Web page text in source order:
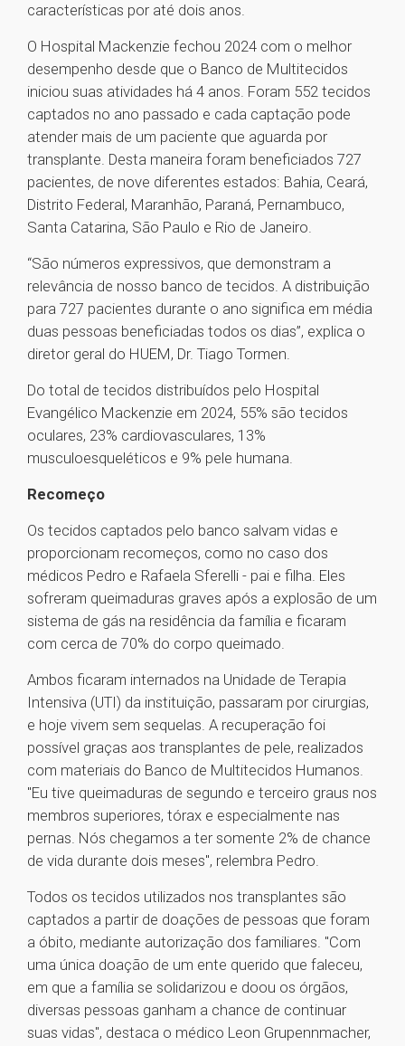
características por até dois anos.
O Hospital Mackenzie fechou 2024 com o melhor
desempenho desde que o Banco de Multitecidos
iniciou suas atividades há 4 anos. Foram 552 tecidos
captados no ano passado e cada captação pode
atender mais de um paciente que aguarda por
transplante. Desta maneira foram beneficiados 727
pacientes, de nove diferentes estados: Bahia, Ceará,
Distrito Federal, Maranhão, Paraná, Pernambuco,
Santa Catarina, São Paulo e Rio de Janeiro.
“São números expressivos, que demonstram a
relevância de nosso banco de tecidos. A distribuição
para 727 pacientes durante o ano significa em média
duas pessoas beneficiadas todos os dias”, explica o
diretor geral do HUEM, Dr. Tiago Tormen.
Do total de tecidos distribuídos pelo Hospital
Evangélico Mackenzie em 2024, 55% são tecidos
oculares, 23% cardiovasculares, 13%
musculoesqueléticos e 9% pele humana.
Recomeço
Os tecidos captados pelo banco salvam vidas e
proporcionam recomeços, como no caso dos
médicos Pedro e Rafaela Sferelli - pai e filha. Eles
sofreram queimaduras graves após a explosão de um
sistema de gás na residência da família e ficaram
com cerca de 70% do corpo queimado.
Ambos ficaram internados na Unidade de Terapia
Intensiva (UTI) da instituição, passaram por cirurgias,
e hoje vivem sem sequelas. A recuperação foi
possível graças aos transplantes de pele, realizados
com materiais do Banco de Multitecidos Humanos.
"Eu tive queimaduras de segundo e terceiro graus nos
membros superiores, tórax e especialmente nas
pernas. Nós chegamos a ter somente 2% de chance
de vida durante dois meses", relembra Pedro.
Todos os tecidos utilizados nos transplantes são
captados a partir de doações de pessoas que foram
a óbito, mediante autorização dos familiares. "Com
uma única doação de um ente querido que faleceu,
em que a família se solidarizou e doou os órgãos,
diversas pessoas ganham a chance de continuar
suas vidas", destaca o médico Leon Grupennmacher,